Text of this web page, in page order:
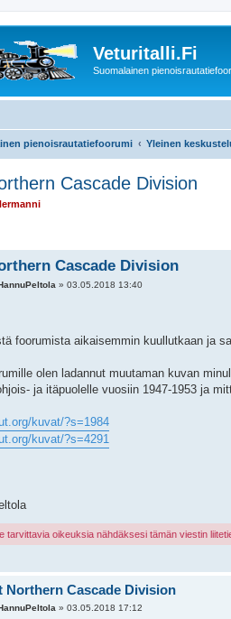
Veturitalli.Fi
Suomalainen
pienoisrautatiefoorumi Yleinen
Cascade Division
Cascade Division
» 03.05.2018 13:40
foorumista aikaisemmin kuullutkaan ja
olen ladannut muutaman kuvan
ja itäpuolelle vuosiin 1947-1953 ja
kuvat/?s=1984
kuvat/?s=4291
tarvittavia oikeuksia nähdäksesi tämän viestin
Northern Cascade Division
» 03.05.2018 17:12